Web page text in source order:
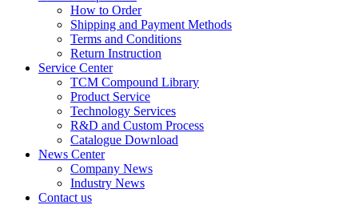
How to Order
Shipping and Payment Methods
Terms and Conditions
Return Instruction
Service Center
TCM Compound Library
Product Service
Technology Services
R&D and Custom Process
Catalogue Download
News Center
Company News
Industry News
Contact us